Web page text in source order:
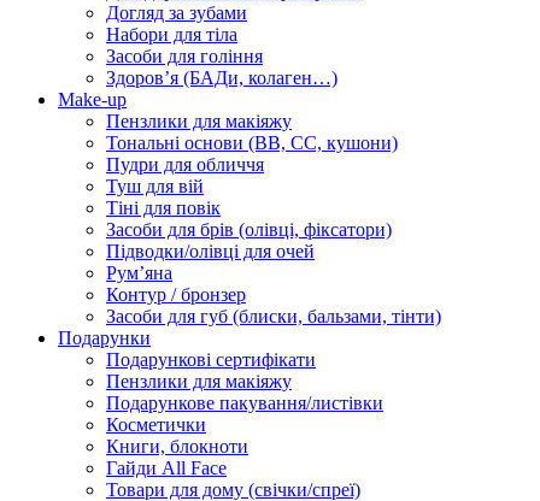
Догляд за зубами
Набори для тіла
Засоби для гоління
Здоровʼя (БАДи, колаген…)
Make-up
Пензлики для макіяжу
Тональні основи (BB, CC, кушони)
Пудри для обличчя
Туш для вій
Тіні для повік
Засоби для брів (олівці, фіксатори)
Підводки/олівці для очей
Румʼяна
Контур / бронзер
Засоби для губ (блиски, бальзами, тінти)
Подарунки
Подарункові сертифікати
Пензлики для макіяжу
Подарункове пакування/листівки
Косметички
Книги, блокноти
Гайди All Face
Товари для дому (свічки/спреї)